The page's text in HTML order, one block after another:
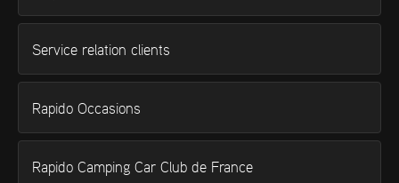
Service relation clients
Rapido Occasions
Rapido Camping Car Club de France